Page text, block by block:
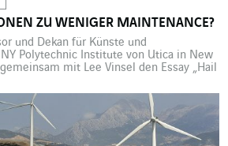
ZU WENIGER MAINTENANCE?
und Dekan für Künste und
Polytechnic Institute von Utica in New
mit Lee Vinsel den Essay „Hail
von der Innovation hin zur
Im Gespräch mit Dr. Reinhard
Vorstandsmitglied von VINCI […]